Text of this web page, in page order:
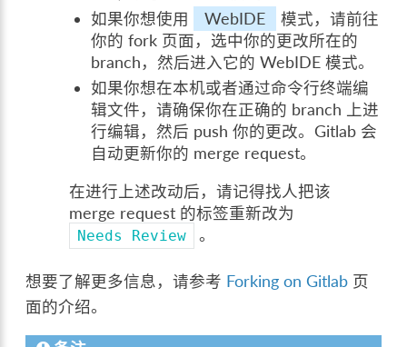
如果你想使用
WebIDE
模式，请前往
你的 fork 页面，选中你的更改所在的
branch，然后进入它的 WebIDE 模式。
如果你想在本机或者通过命令行终端编
辑文件，请确保你在正确的 branch 上进
行编辑，然后 push 你的更改。Gitlab 会
自动更新你的 merge request。
在进行上述改动后，请记得找人把该
merge request 的标签重新改为
Needs Review 。
想要了解更多信息，请参考 Forking on Gitlab 页
面的介绍。